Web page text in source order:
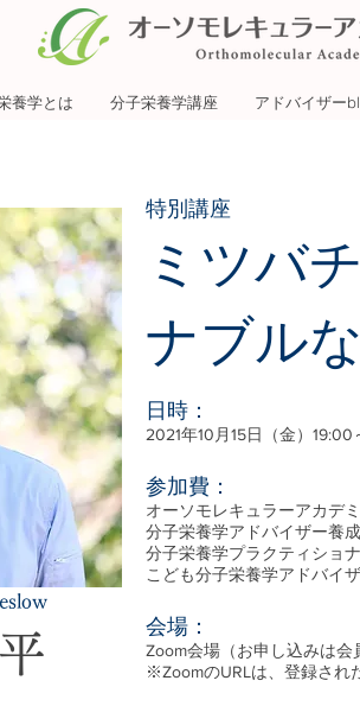
養学とは 分子栄養学講座 アドバイザー
特別講座
ミツバ
ナブル
日時：
2021年10月15日（金）19:00
参加費：
オーソモレキュラーアカデ
分子栄養学アドバイザー養
分子栄養学プラクティショ
こども分子栄養学アドバイ
会場：
Zoom会場（お申し込みは会
※ZoomのURLは、登録され